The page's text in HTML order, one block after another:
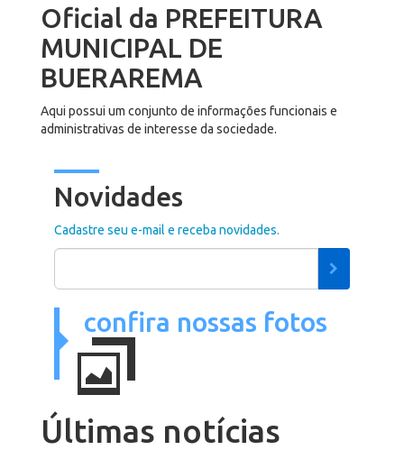
Oficial da PREFEITURA
MUNICIPAL DE
BUERAREMA
Aqui possui um conjunto de informações funcionais e
administrativas de interesse da sociedade.
Novidades
Cadastre seu e-mail e receba novidades.
confira nossas fotos
Últimas notícias